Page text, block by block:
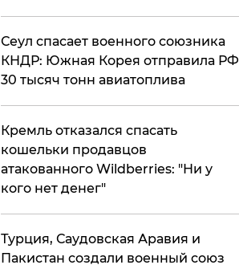
​Сеул спасает военного союзника
КНДР: Южная Корея отправила РФ
30 тысяч тонн авиатоплива
Кремль отказался спасать
кошельки продавцов
атакованного Wildberries: "Ни у
кого нет денег"
Турция, Саудовская Аравия и
Пакистан создали военный союз